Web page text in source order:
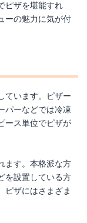
ピザを堪能すれ
ーの魅力に気が付
ています。ピザー
パーなどでは冷凍
ース単位でピザが
ます。本格派な方
を設置している方
ピザにはさまざま